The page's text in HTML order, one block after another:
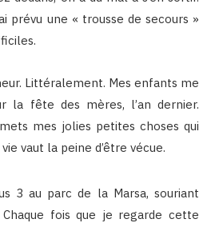
prévu une « trousse de secours »
Littéralement. Mes enfants me
la fête des mères, l’an dernier.
mes jolies petites choses qui
vaut la peine d’être vécue.
3 au parc de la Marsa, souriant
Chaque fois que je regarde cette